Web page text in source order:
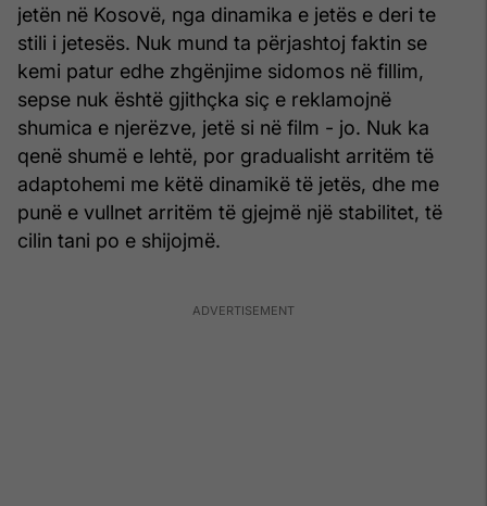
jetën në Kosovë, nga dinamika e jetës e deri te
stili i jetesës. Nuk mund ta përjashtoj faktin se
kemi patur edhe zhgënjime sidomos në fillim,
sepse nuk është gjithçka siç e reklamojnë
shumica e njerëzve, jetë si në film - jo. Nuk ka
qenë shumë e lehtë, por gradualisht arritëm të
adaptohemi me këtë dinamikë të jetës, dhe me
punë e vullnet arritëm të gjejmë një stabilitet, të
cilin tani po e shijojmë.